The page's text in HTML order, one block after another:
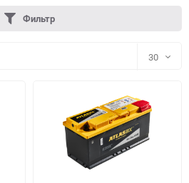
Фильтр
30
30
60